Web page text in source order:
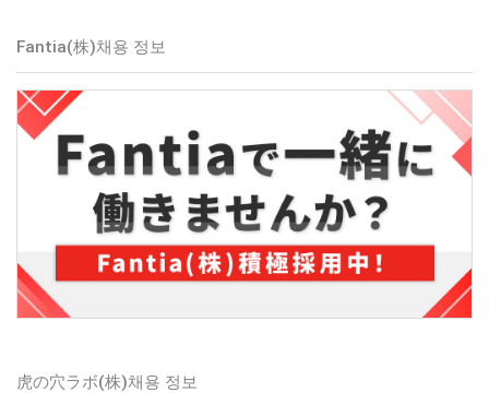
Fantia(株)채용 정보
虎の穴ラボ(株)채용 정보